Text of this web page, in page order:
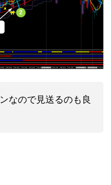
ので見送るのも良